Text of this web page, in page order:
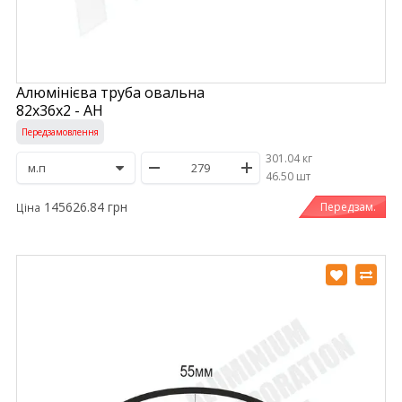
Алюмінієва труба овальна
82х36х2 - АН
Передзамовлення
301.04 кг
/46.50 шт
Ціна 145626.84 грн Передзам.